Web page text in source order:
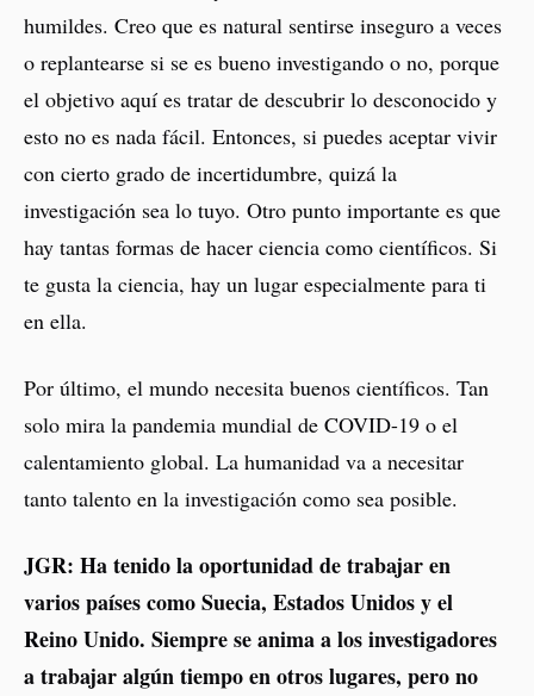
humildes. Creo que es natural sentirse inseguro a veces
o replantearse si se es bueno investigando o no, porque
el objetivo aquí es tratar de descubrir lo desconocido y
esto no es nada fácil. Entonces, si puedes aceptar vivir
con cierto grado de incertidumbre, quizá la
investigación sea lo tuyo. Otro punto importante es que
hay tantas formas de hacer ciencia como científicos. Si
te gusta la ciencia, hay un lugar especialmente para ti
en ella.
Por último, el mundo necesita buenos científicos. Tan
solo mira la pandemia mundial de COVID-19 o el
calentamiento global. La humanidad va a necesitar
tanto talento en la investigación como sea posible.
JGR: Ha tenido la oportunidad de trabajar en
varios países como Suecia, Estados Unidos y el
Reino Unido. Siempre se anima a los investigadores
a trabajar algún tiempo en otros lugares, pero no